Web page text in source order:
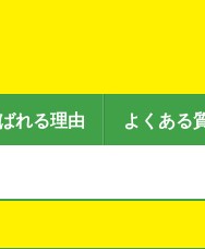
れる理由 よくある